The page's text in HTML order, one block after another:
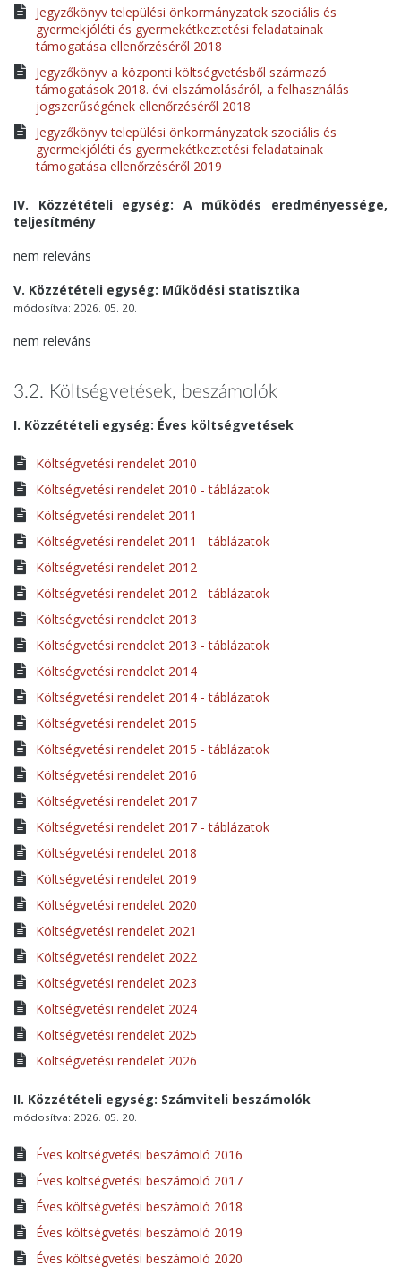
Jegyzőkönyv települési önkormányzatok szociális és
gyermekjóléti és gyermekétkeztetési feladatainak
támogatása ellenőrzéséről 2018
Jegyzőkönyv a központi költségvetésből származó
támogatások 2018. évi elszámolásáról, a felhasználás
jogszerűségének ellenőrzéséről 2018
Jegyzőkönyv települési önkormányzatok szociális és
gyermekjóléti és gyermekétkeztetési feladatainak
támogatása ellenőrzéséről 2019
IV. Közzétételi egység: A működés eredményessége,
teljesítmény
nem releváns
V. Közzétételi egység: Működési statisztika
módosítva: 2026. 05. 20.
nem releváns
3.2. Költségvetések, beszámolók
I. Közzétételi egység: Éves költségvetések
Költségvetési rendelet 2010
Költségvetési rendelet 2010 - táblázatok
Költségvetési rendelet 2011
Költségvetési rendelet 2011 - táblázatok
Költségvetési rendelet 2012
Költségvetési rendelet 2012 - táblázatok
Költségvetési rendelet 2013
Költségvetési rendelet 2013 - táblázatok
Költségvetési rendelet 2014
Költségvetési rendelet 2014 - táblázatok
Költségvetési rendelet 2015
Költségvetési rendelet 2015 - táblázatok
Költségvetési rendelet 2016
Költségvetési rendelet 2017
Költségvetési rendelet 2017 - táblázatok
Költségvetési rendelet 2018
Költségvetési rendelet 2019
Költségvetési rendelet 2020
Költségvetési rendelet 2021
Költségvetési rendelet 2022
Költségvetési rendelet 2023
Költségvetési rendelet 2024
Költségvetési rendelet 2025
Költségvetési rendelet 2026
II. Közzétételi egység: Számviteli beszámolók
módosítva: 2026. 05. 20.
Éves költségvetési beszámoló 2016
Éves költségvetési beszámoló 2017
Éves költségvetési beszámoló 2018
Éves költségvetési beszámoló 2019
Éves költségvetési beszámoló 2020